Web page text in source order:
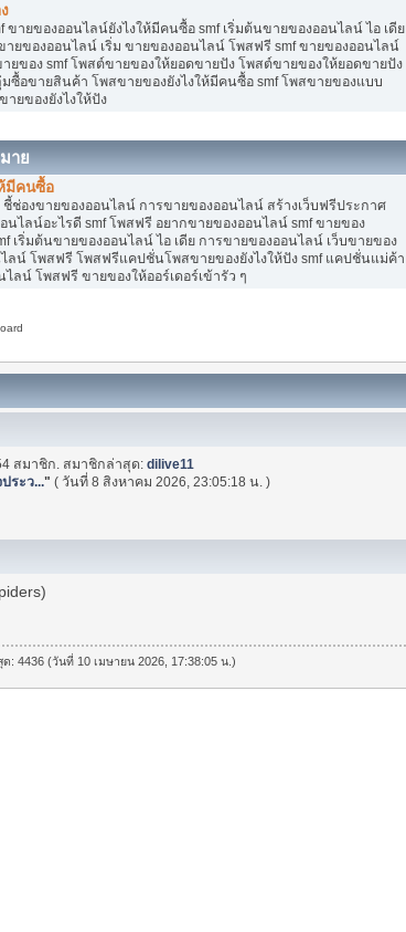
ขายของออนไลน์ยังไงให้มีคนซื้อ smf เริ่มต้นขายของออนไลน์ ไอ เดีย
ายของออนไลน์ เริ่ม ขายของออนไลน์ โพสฟรี smf ขายของออนไลน์
ยของ smf โพสต์ขายของให้ยอดขายปัง โพสต์ขายของให้ยอดขายปัง
ซื้อขายสินค้า โพสขายของยังไงให้มีคนซื้อ smf โพสขายของแบบ
ยของยังไงให้ปัง
าย
มีคนซื้อ
ชี้ช่องขายของออนไลน์ การขายของออนไลน์ สร้างเว็บฟรีประกาศ
นไลน์อะไรดี smf โพสฟรี อยากขายของออนไลน์ smf ขายของ
เริ่มต้นขายของออนไลน์ ไอ เดีย การขายของออนไลน์ เว็บขายของ
ลน์ โพสฟรี โพสฟรีแคปชั่นโพสขายของยังไงให้ปัง smf แคปชั่นแม่ค้า
ลน์ โพสฟรี ขายของให้ออร์เดอร์เข้ารัว ๆ
สมาชิก. สมาชิกล่าสุด:dilive11
ระว..." ( วันที่ 8 สิงหาคม 2026, 23:05:18 น. )
ด: 4436 (วันที่ 10 เมษายน 2026, 17:38:05 น.)